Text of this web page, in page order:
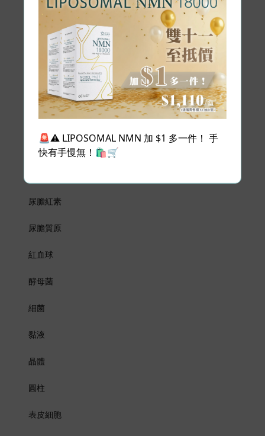
酸鹼度
尿白蛋白
尿白血球
尿酮 (定性)
尿膽紅素
尿膽質原
紅血球
酵母菌
細菌
黏液
晶體
圓柱
表皮細胞
🚨⚠️ LIPOSOMAL NMN 加 $1 多一件！ 手
快有手慢無！🛍️🛒